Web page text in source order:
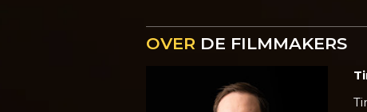
OVER DE FILMMAKERS